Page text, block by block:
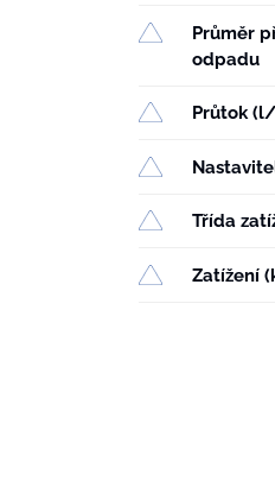
Průměr
odpadu
Průtok
Třída
Zatížení